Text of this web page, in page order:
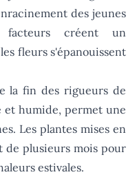
des jeunes
facteurs créent un
fleurs s'épanouissent
la fin des rigueurs de
humide, permet une
Les plantes mises en
de plusieurs mois pour
estivales.